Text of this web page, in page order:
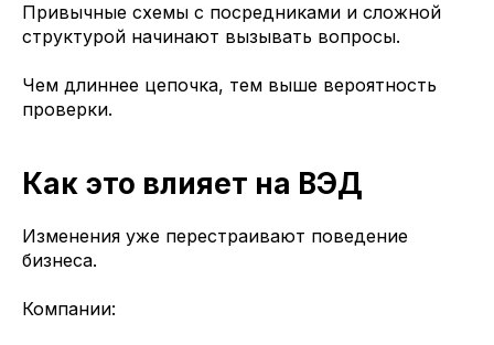
Привычные схемы с посредниками и сложной
структурой начинают вызывать вопросы.
Чем длиннее цепочка, тем выше вероятность
проверки.
Как это влияет на ВЭД
Изменения уже перестраивают поведение
бизнеса.
Компании: